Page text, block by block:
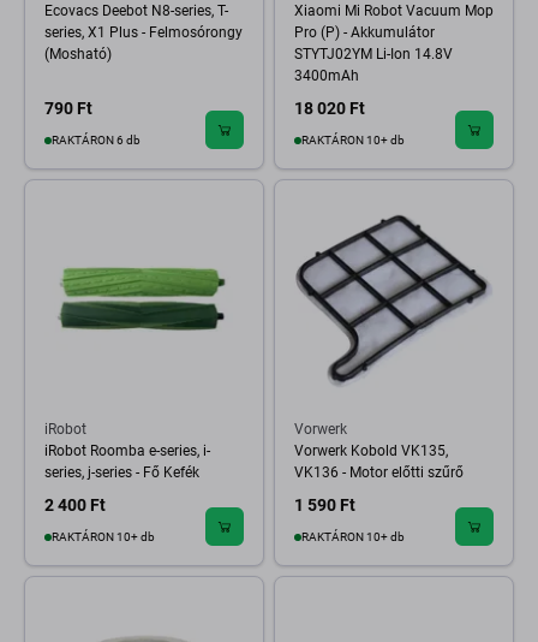
Ecovacs Deebot N8-series, T-
series, X1 Plus - Felmosórongy
(Mosható)
790 Ft
RAKTÁRON 6 db
Xiaomi Mi Robot Vacuum Mop
Pro (P) - Akkumulátor
STYTJ02YM Li-Ion 14.8V
3400mAh
18 020 Ft
RAKTÁRON 10+ db
iRobot
iRobot Roomba e-series, i-
series, j-series - Fő Kefék
2 400 Ft
RAKTÁRON 10+ db
Vorwerk
Vorwerk Kobold VK135,
VK136 - Motor előtti szűrő
1 590 Ft
RAKTÁRON 10+ db